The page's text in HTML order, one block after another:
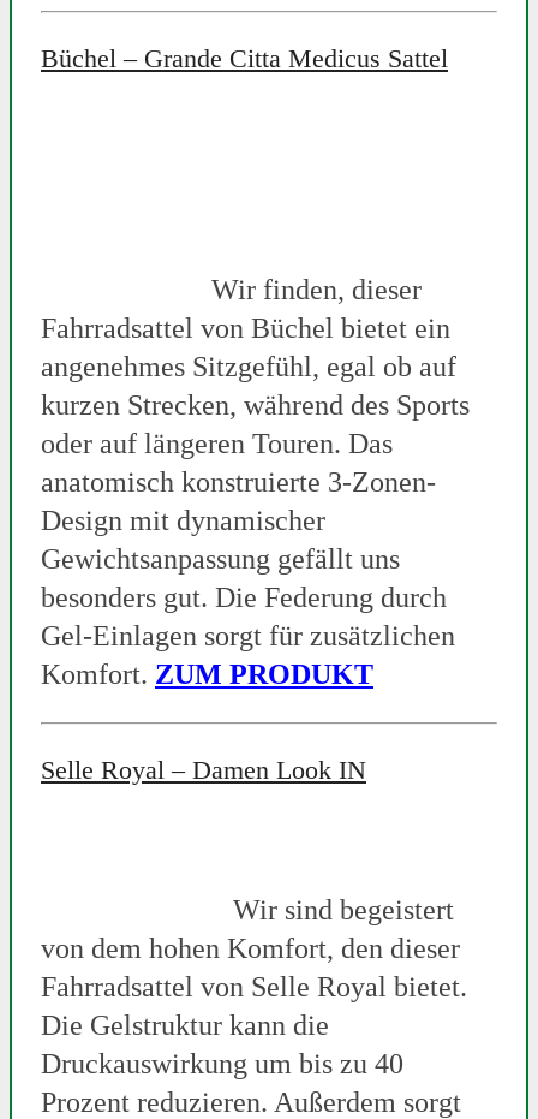
Büchel – Grande Citta Medicus Sattel
Wir finden, dieser
Fahrradsattel von Büchel bietet ein
angenehmes Sitzgefühl, egal ob auf
kurzen Strecken, während des Sports
oder auf längeren Touren. Das
anatomisch konstruierte 3-Zonen-
Design mit dynamischer
Gewichtsanpassung gefällt uns
besonders gut. Die Federung durch
Gel-Einlagen sorgt für zusätzlichen
Komfort. ZUM PRODUKT
Selle Royal – Damen Look IN
Wir sind begeistert
von dem hohen Komfort, den dieser
Fahrradsattel von Selle Royal bietet.
Die Gelstruktur kann die
Druckauswirkung um bis zu 40
Prozent reduzieren. Außerdem sorgt